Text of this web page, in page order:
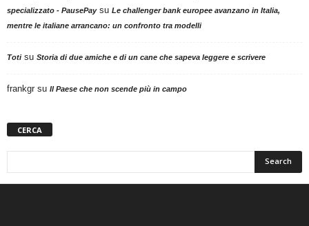
specializzato - PausePaysu Le challenger bank europee avanzano in Italia,
mentre le italiane arrancano: un confronto tra modelli
Totisu Storia di due amiche e di un cane che sapeva leggere e scrivere
frankgr su Il Paese che non scende più in campo
CERCA